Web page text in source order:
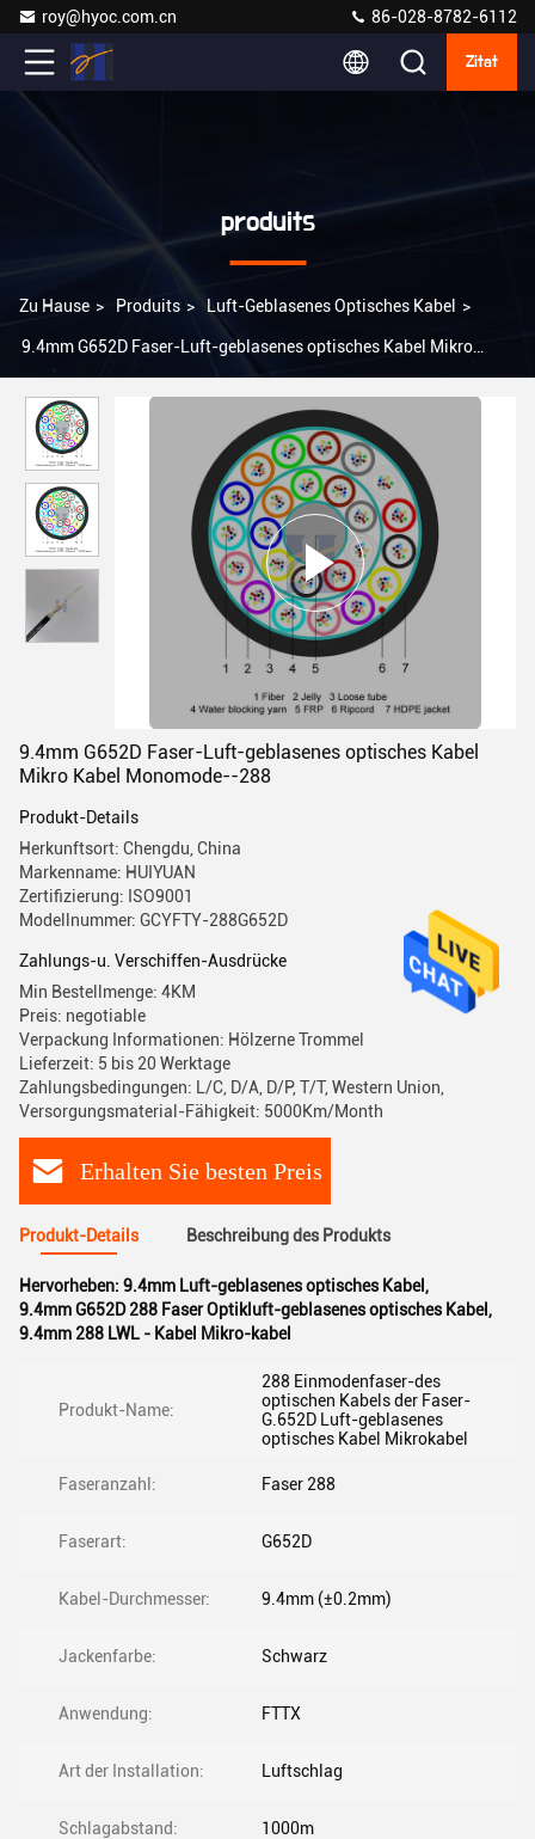
roy@hyoc.com.cn 86-028-8782-6112
Zitat
produits
Zu Hause > Produits > Luft-Geblasenes Optisches Kabel >
9.4mm G652D Faser-Luft-geblasenes optisches Kabel Mikro
9.4mm G652D Faser-Luft-geblasenes optisches Kabel
Mikro Kabel Monomode--288
Produkt-Details
Herkunftsort: Chengdu, China
Markenname: HUIYUAN
Zertifizierung: ISO9001
Modellnummer: GCYFTY-288G652D
Zahlungs-u. Verschiffen-Ausdrücke
Min Bestellmenge: 4KM
Preis: negotiable
Verpackung Informationen: Hölzerne Trommel
Lieferzeit: 5 bis 20 Werktage
Zahlungsbedingungen: L/C, D/A, D/P, T/T, Western Union,
Versorgungsmaterial-Fähigkeit: 5000Km/Month
Erhalten Sie besten Preis
Produkt-Details Beschreibung des Produkts
Hervorheben: 9.4mm Luft-geblasenes optisches Kabel,
9.4mm G652D 288 Faser Optikluft-geblasenes optisches Kabel,
9.4mm 288 LWL - Kabel Mikro-kabel
Produkt-Name:
288 Einmodenfaser-des
optischen Kabels der Faser-
G.652D Luft-geblasenes
optisches Kabel Mikrokabel
Faseranzahl: Faser 288
Faserart: G652D
Kabel-Durchmesser: 9.4mm (±0.2mm)
Jackenfarbe: Schwarz
Anwendung: FTTX
Art der Installation: Luftschlag
Schlagabstand: 1000m